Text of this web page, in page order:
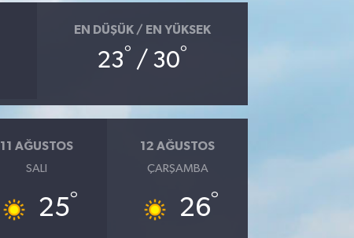
EN DÜŞÜK / EN YÜKSEK
23° / 30°
11 AĞUSTOS
SALI
25°
12 AĞUSTOS
ÇARŞAMBA
26°